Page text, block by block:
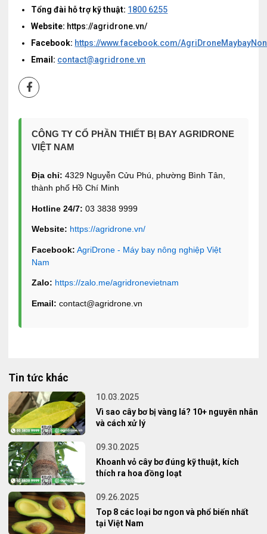
Tổng đài hỗ trợ kỹ thuật: 1800 6255
Website: https://agridrone.vn/
Facebook: https://www.facebook.com/
Email: contact@agridrone.vn
CÔNG TY CỔ PHẦN THIẾT BỊ BAY AGRIDRONE
VIỆT NAM
Địa chỉ: 4329 Nguyễn Cửu Phú, phường Bình Tân,
thành phố Hồ Chí Minh
Hotline 24/7: 03 3838 9999
Website: https://agridrone.vn/
Facebook: AgriDrone - Máy bay nông nghiệp Việt
Nam
Zalo: https://zalo.me/agridronevietnam
Email: contact@agridrone.vn
Tin tức khác
10.03.2025
Vì sao cây bơ bị vàng lá? 10+ nguyên nhân
và cách xử lý
09.30.2025
Khoanh vỏ cây bơ đúng kỹ thuật, kích
thích ra hoa đồng loạt
09.26.2025
Top 8 các loại bơ ngon và phổ biến nhất
tại Việt Nam